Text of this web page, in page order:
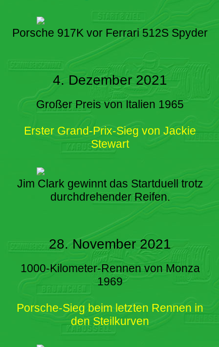
Porsche 917K vor Ferrari 512S Spyder
4. Dezember 2021
Großer Preis von Italien 1965
Erster Grand-Prix-Sieg von Jackie
Stewart
Jim Clark gewinnt das Startduell trotz
durchdrehender Reifen.
28. November 2021
1000-Kilometer-Rennen von Monza
1969
Porsche-Sieg beim letzten Rennen in
den Steilkurven